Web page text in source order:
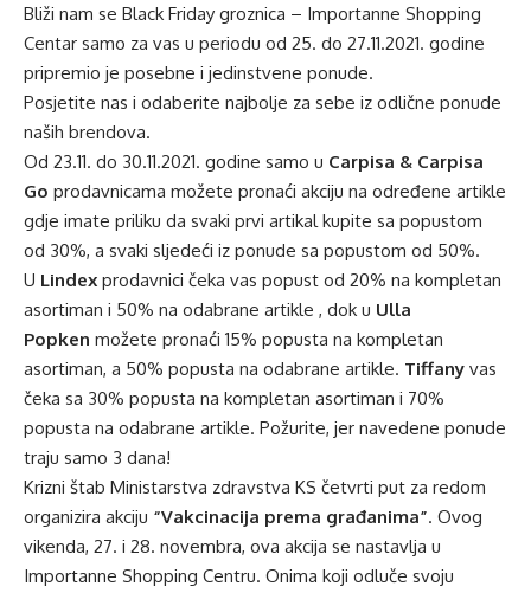
Bliži nam se Black Friday groznica – Importanne Shopping
Centar samo za vas u periodu od 25. do 27.11.2021. godine
pripremio je posebne i jedinstvene ponude.
Posjetite nas i odaberite najbolje za sebe iz odlične ponude
naših brendova.
Od 23.11. do 30.11.2021. godine samo u Carpisa & Carpisa
Go prodavnicama možete pronaći akciju na određene artikle
gdje imate priliku da svaki prvi artikal kupite sa popustom
od 30%, a svaki sljedeći iz ponude sa popustom od 50%.
U Lindex prodavnici čeka vas popust od 20% na kompletan
asortiman i 50% na odabrane artikle , dok u Ulla
Popken možete pronaći 15% popusta na kompletan
asortiman, a 50% popusta na odabrane artikle. Tiffany vas
čeka sa 30% popusta na kompletan asortiman i 70%
popusta na odabrane artikle. Požurite, jer navedene ponude
traju samo 3 dana!
Krizni štab Ministarstva zdravstva KS četvrti put za redom
organizira akciju “Vakcinacija prema građanima”. Ovog
vikenda, 27. i 28. novembra, ova akcija se nastavlja u
Importanne Shopping Centru. Onima koji odluče svoju